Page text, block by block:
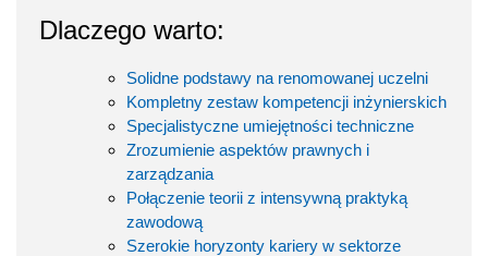
Dlaczego warto:
Solidne podstawy na renomowanej uczelni
Kompletny zestaw kompetencji inżynierskich
Specjalistyczne umiejętności techniczne
Zrozumienie aspektów prawnych i
zarządzania
Połączenie teorii z intensywną praktyką
zawodową
Szerokie horyzonty kariery w sektorze